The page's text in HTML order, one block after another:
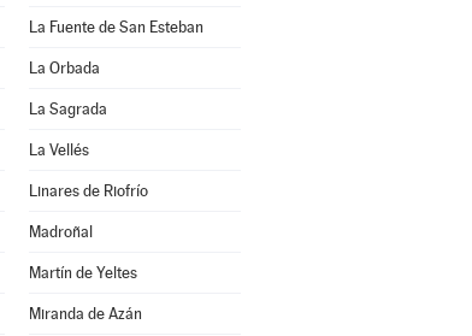
La Fuente de San Esteban
La Orbada
La Sagrada
La Vellés
Linares de Riofrío
Madroñal
Martín de Yeltes
Miranda de Azán